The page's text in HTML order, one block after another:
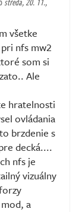
všetke
nfs mw2
som si
Ale
hratelnosti
ovládania
brzdenie s
decká....
nfs je
vizuálny
a